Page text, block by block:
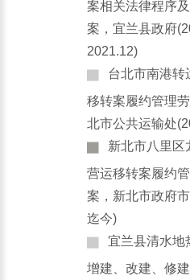
案相关法律程序
案，宜兰县政府
2021.12)
台北市南港转
移转案履约管理
北市公共运输处
新北市八里区
营运移转案履约
案，新北市政府
迄今)
宜兰县清水地
增建、改建、修